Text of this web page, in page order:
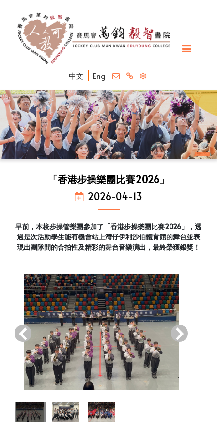
中文 Eng
「香港步操樂團比賽2026」
2026-04-13
早前，本校步操管樂團參加了「香港步操樂團比賽2026」，透
過是次活動學生能有機會站上灣仔伊利沙伯體育館的舞台並表
現出團隊間的合拍性及精彩的舞台音樂演出，最終榮獲銀獎！
‹ ›